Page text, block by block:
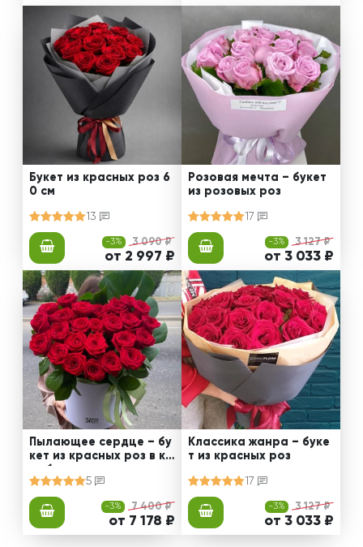
Букет из красных роз 6
0 см
13
-3% 3 090 ₽
от 2 997 ₽
Розовая мечта – букет
из розовых роз
17
-3% 3 127 ₽
от 3 033 ₽
Пылающее сердце – бу
кет из красных роз в ко
робке
5
-3% 7 400 ₽
от 7 178 ₽
Классика жанра – буке
т из красных роз
17
-3% 3 127 ₽
от 3 033 ₽